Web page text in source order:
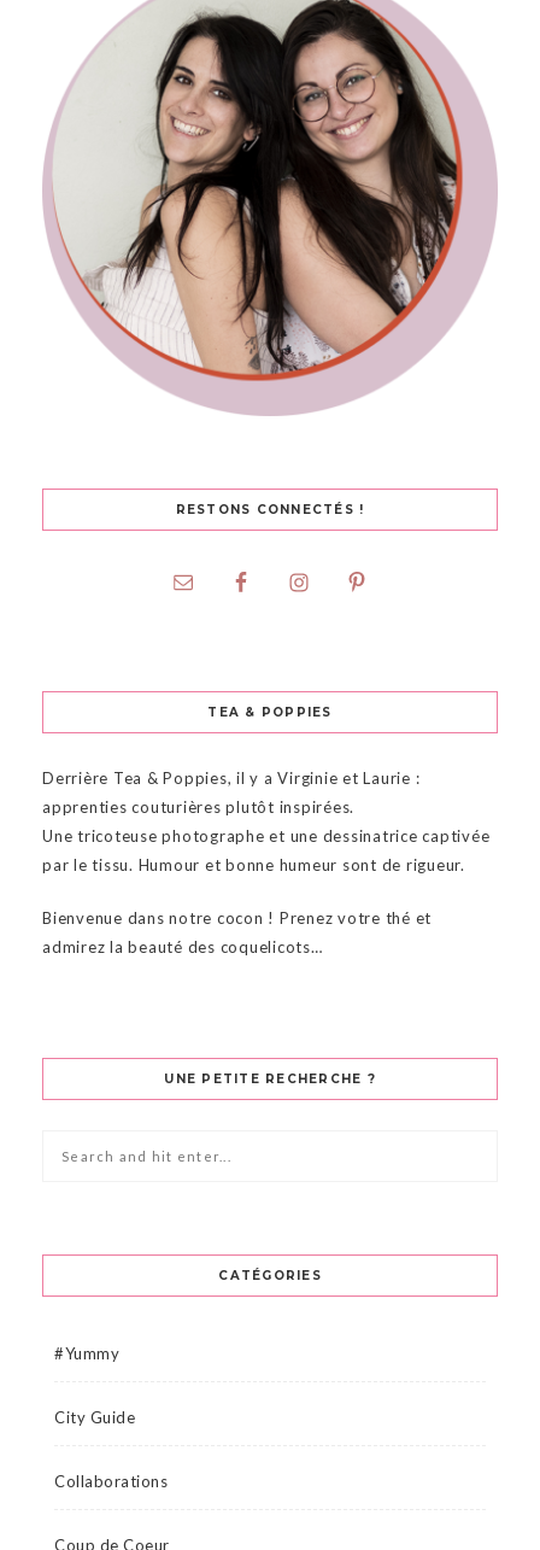
RESTONS CONNECTÉS !
TEA & POPPIES
Derrière Tea & Poppies, il y a Virginie et Laurie :
apprenties couturières plutôt inspirées.
Une tricoteuse photographe et une dessinatrice captivée
par le tissu. Humour et bonne humeur sont de rigueur.
Bienvenue dans notre cocon ! Prenez votre thé et
admirez la beauté des coquelicots…
UNE PETITE RECHERCHE ?
CATÉGORIES
#Yummy
City Guide
Collaborations
Coup de Coeur